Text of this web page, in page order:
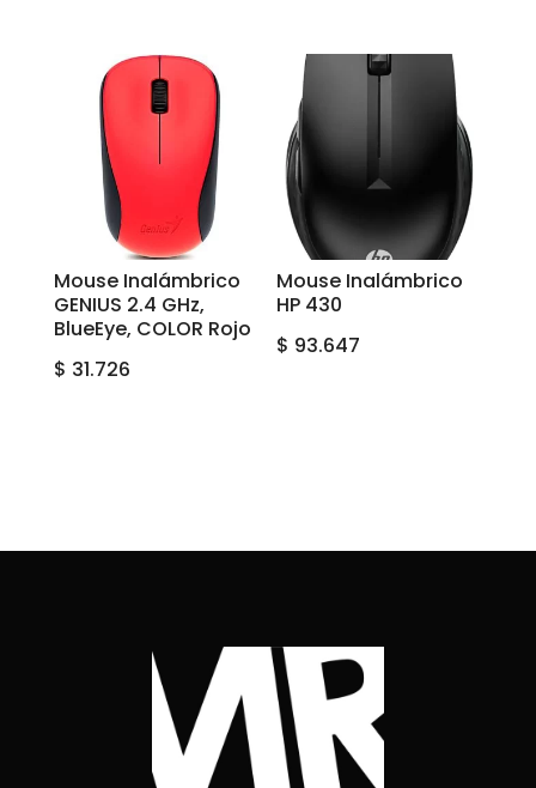
Mouse Inalámbrico
GENIUS 2.4 GHz,
BlueEye, COLOR Rojo
$ 31.726
Mouse Inalámbrico
HP 430
$ 93.647